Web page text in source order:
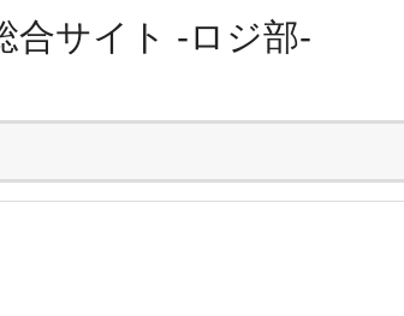
合サイト -ロジ部-